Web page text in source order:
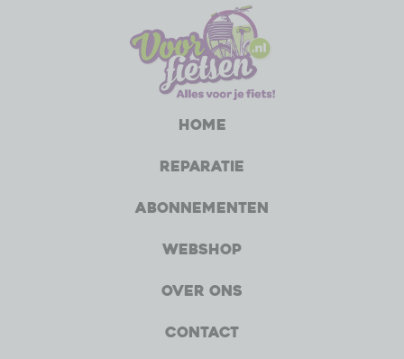
Home
Reparatie
Abonnementen
Webshop
Over ons
Contact